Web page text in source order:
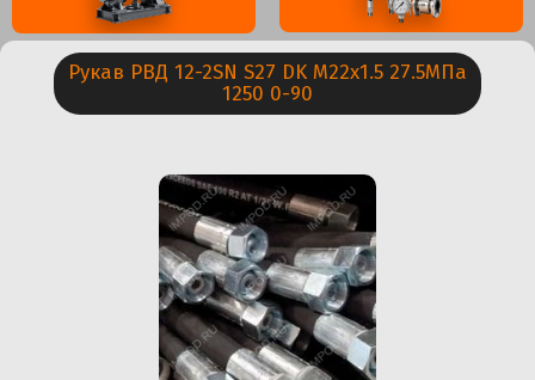
Рукав РВД 12-2SN S27 DK М22х1.5 27.5МПа
1250 0-90